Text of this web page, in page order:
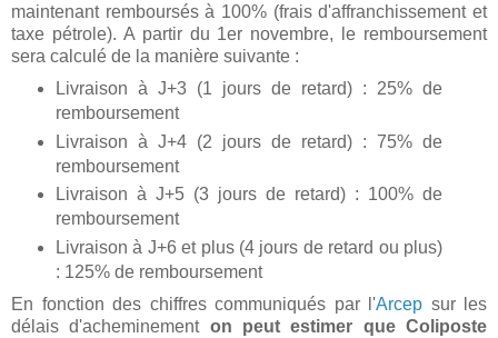
maintenant remboursés à 100% (frais d'affranchissement et
taxe pétrole). A partir du 1er novembre, le remboursement
sera calculé de la manière suivante :
Livraison à J+3 (1 jours de retard) : 25% de
remboursement
Livraison à J+4 (2 jours de retard) : 75% de
remboursement
Livraison à J+5 (3 jours de retard) : 100% de
remboursement
Livraison à J+6 et plus (4 jours de retard ou plus)
: 125% de remboursement
En fonction des chiffres communiqués par l'Arcep sur les
délais d'acheminement on peut estimer que Coliposte